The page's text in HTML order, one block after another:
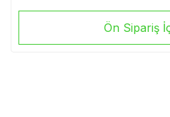
Ön Sipariş